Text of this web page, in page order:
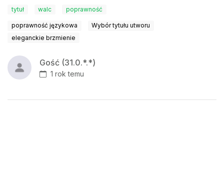
tytuł walc poprawność
poprawność językowa
Wybór tytułu utworu
eleganckie brzmienie
Gość (31.0.*.*)
1 rok temu